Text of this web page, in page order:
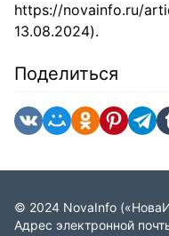
https://novainfo.ru/
13.08.2024).
Поделиться
© 2024 NovaInfo
Адрес электронной